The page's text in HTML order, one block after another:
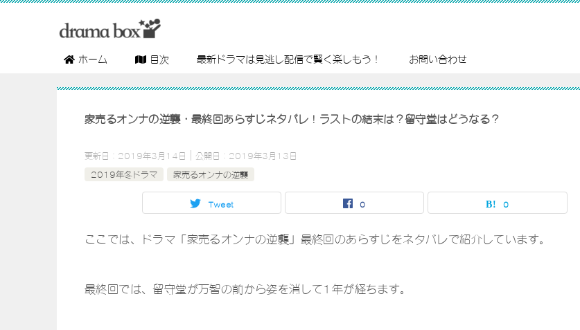
ホーム 目次 最新ドラマは見逃し配信で賢く楽しもう！ お問い合わせ
家売るオンナの逆襲・最終回あらすじネタバレ！ラストの結末は？留守堂はどうなる？
更新日： 2019年3月14日 公開日： 2019年3月13日
2019年冬ドラマ
家売るオンナの逆襲
Tweet 0 0
ここでは、ドラマ「家売るオンナの逆襲」最終回のあらすじをネタバレで紹介しています。
最終回では、留守堂が万智の前から姿を消して1年が経ちます。